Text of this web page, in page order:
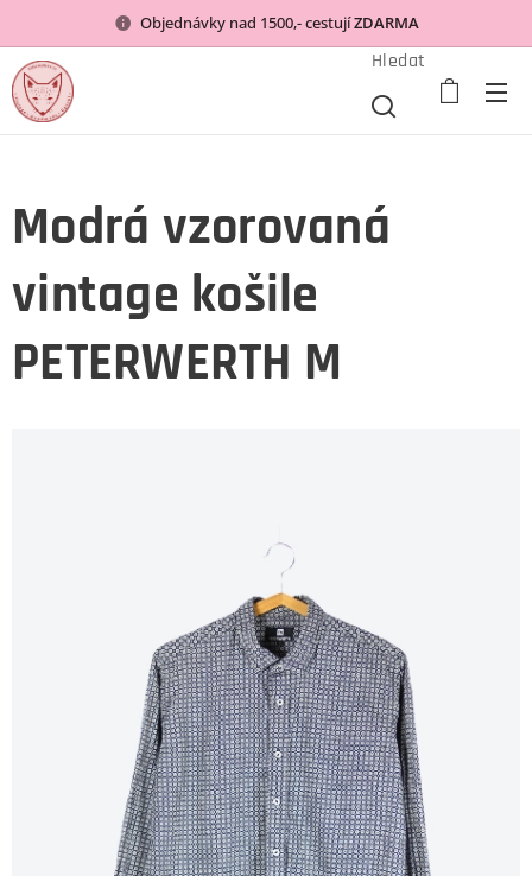
Objednávky nad 1500,- cestujíZDARMA
Hledat
Modrá vzorovaná
vintage košile
PETERWERTH M